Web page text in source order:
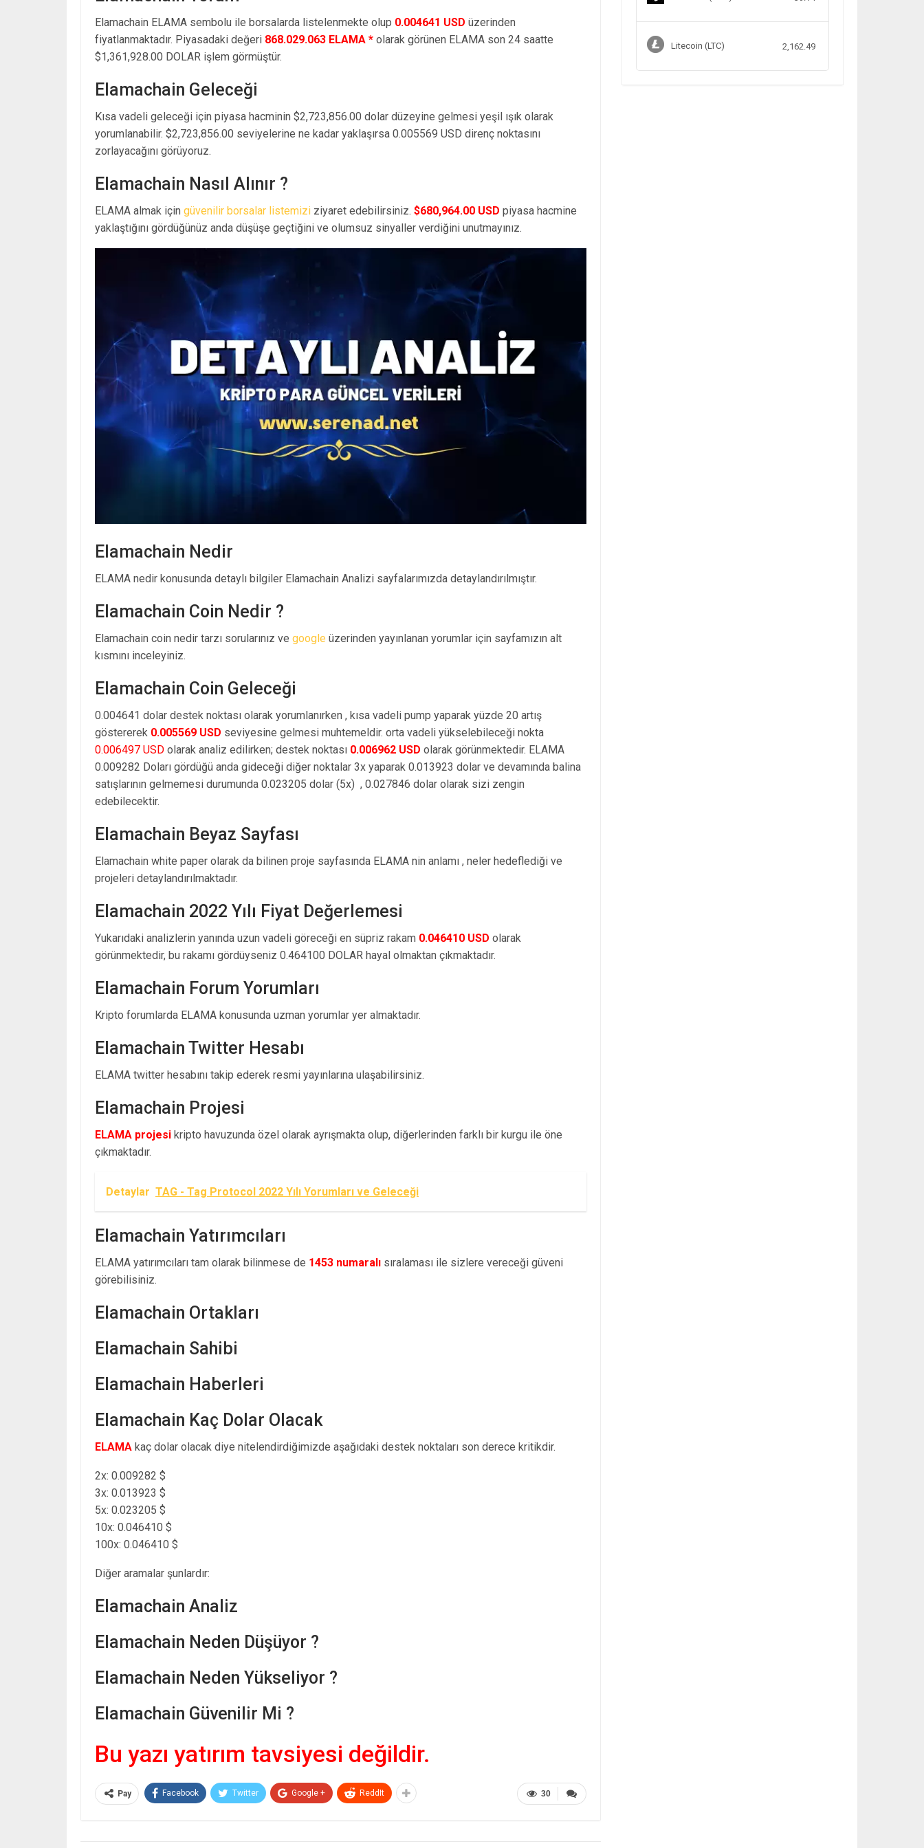
Elamachain ELAMA sembolu ile borsalarda listelenmekte olup 0.004641 USD üzerinden
fiyatlanmaktadır. Piyasadaki değeri 868.029.063 ELAMA * olarak görünen ELAMA son 24 saatte
$1,361,928.00 DOLAR işlem görmüştür.
Elamachain Geleceği
Kısa vadeli geleceği için piyasa hacminin $2,723,856.00 dolar düzeyine gelmesi yeşil ışık olarak
yorumlanabilir. $2,723,856.00 seviyelerine ne kadar yaklaşırsa 0.005569 USD direnç noktasını
zorlayacağını görüyoruz.
Elamachain Nasıl Alınır ?
ELAMA almak için güvenilir borsalar listemizi ziyaret edebilirsiniz. $680,964.00 USD piyasa hacmine
yaklaştığını gördüğünüz anda düşüşe geçtiğini ve olumsuz sinyaller verdiğini unutmayınız.
Elamachain Nedir
ELAMA nedir konusunda detaylı bilgiler Elamachain Analizi sayfalarımızda detaylandırılmıştır.
Elamachain Coin Nedir ?
Elamachain coin nedir tarzı sorularınız ve google üzerinden yayınlanan yorumlar için sayfamızın alt
kısmını inceleyiniz.
Elamachain Coin Geleceği
0.004641 dolar destek noktası olarak yorumlanırken , kısa vadeli pump yaparak yüzde 20 artış
göstererek 0.005569 USD seviyesine gelmesi muhtemeldir. orta vadeli yükselebileceği nokta
0.006497 USD olarak analiz edilirken; destek noktası 0.006962 USD olarak görünmektedir. ELAMA
0.009282 Doları gördüğü anda gideceği diğer noktalar 3x yaparak 0.013923 dolar ve devamında balina
satışlarının gelmemesi durumunda 0.023205 dolar (5x) , 0.027846 dolar olarak sizi zengin
edebilecektir.
Elamachain Beyaz Sayfası
Elamachain white paper olarak da bilinen proje sayfasında ELAMA nin anlamı , neler hedeflediği ve
projeleri detaylandırılmaktadır.
Elamachain 2022 Yılı Fiyat Değerlemesi
Yukarıdaki analizlerin yanında uzun vadeli göreceği en süpriz rakam 0.046410 USD olarak
görünmektedir, bu rakamı gördüyseniz 0.464100 DOLAR hayal olmaktan çıkmaktadır.
Elamachain Forum Yorumları
Kripto forumlarda ELAMA konusunda uzman yorumlar yer almaktadır.
Elamachain Twitter Hesabı
ELAMA twitter hesabını takip ederek resmi yayınlarına ulaşabilirsiniz.
Elamachain Projesi
ELAMA projesi kripto havuzunda özel olarak ayrışmakta olup, diğerlerinden farklı bir kurgu ile öne
çıkmaktadır.
Detaylar TAG - Tag Protocol 2022 Yılı Yorumları ve Geleceği
Elamachain Yatırımcıları
ELAMA yatırımcıları tam olarak bilinmese de 1453 numaralı sıralaması ile sizlere vereceği güveni
görebilisiniz.
Elamachain Ortakları
Elamachain Sahibi
Elamachain Haberleri
Elamachain Kaç Dolar Olacak
ELAMA kaç dolar olacak diye nitelendirdiğimizde aşağıdaki destek noktaları son derece kritikdir.
2x: 0.009282 $
3x: 0.013923 $
5x: 0.023205 $
10x: 0.046410 $
100x: 0.046410 $
Diğer aramalar şunlardır:
Elamachain Analiz
Elamachain Neden Düşüyor ?
Elamachain Neden Yükseliyor ?
Elamachain Güvenilir Mi ?
Bu yazı yatırım tavsiyesi değildir.
30
Pay Facebook Twitter Google + ReddIt
Litecoin (LTC) 2,162.49